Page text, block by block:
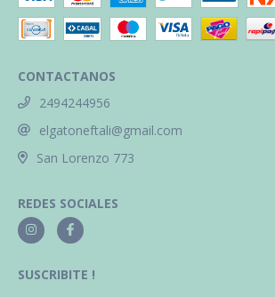
CONTACTANOS
2494244956
elgatoneftali@gmail.com
San Lorenzo 773
REDES SOCIALES
SUSCRIBITE !